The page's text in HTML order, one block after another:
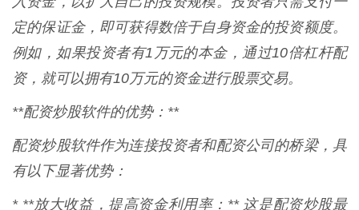
定的保证金，即可获得数倍于自身资金的投资额度。
例如，如果投资者有1万元的本金，通过10倍杠杆配
资，就可以拥有10万元的资金进行股票交易。
**配资炒股软件的优势：**
配资炒股软件作为连接投资者和配资公司的桥梁，具
有以下显著优势：
* **放大收益，提高资金利用率：** 这是配资炒股最